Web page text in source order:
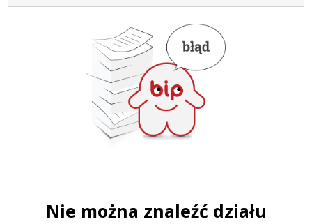
Nie można znaleźć działu